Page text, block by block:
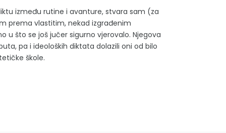
između rutine i avanture, stvara sam (za
prema vlastitim, nekad izgrađenim
u što se još jučer sigurno vjerovalo. Njegova
pa i ideoloških diktata dolazili oni od bilo
škole.